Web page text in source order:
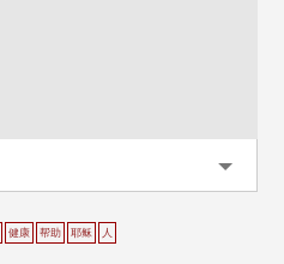
健康 帮助 耶稣 人